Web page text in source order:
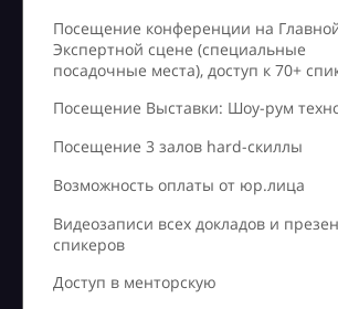
Посещение конференции на
Экспертной сцене (специальные
посадочные места), доступ к 70+
Посещение Выставки: Шоу-рум
Посещение 3 залов hard-скиллы
Возможность оплаты от юр.лица
Видеозаписи всех докладов и
спикеров
Доступ в менторскую